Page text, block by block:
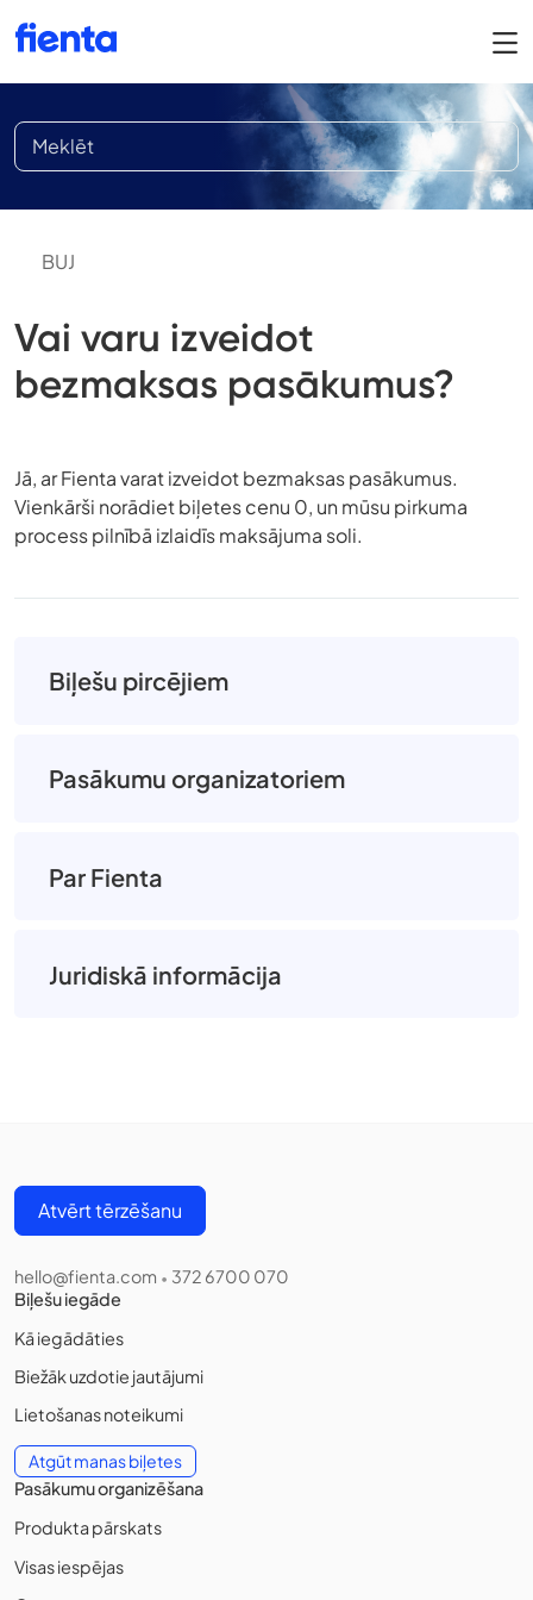
BUJ
Vai varu izveidot
bezmaksas pasākumus?
Jā, ar Fienta varat izveidot bezmaksas pasākumus.
Vienkārši norādiet biļetes cenu 0, un mūsu pirkuma
process pilnībā izlaidīs maksājuma soli.
Biļešu pircējiem
Pasākumu organizatoriem
Par Fienta
Juridiskā informācija
Atvērt tērzēšanu
hello@fienta.com • 372 6700 070
Biļešu iegāde
Kā iegādāties
Biežāk uzdotie jautājumi
Lietošanas noteikumi
Atgūt manas biļetes
Pasākumu organizēšana
Produkta pārskats
Visas iespējas